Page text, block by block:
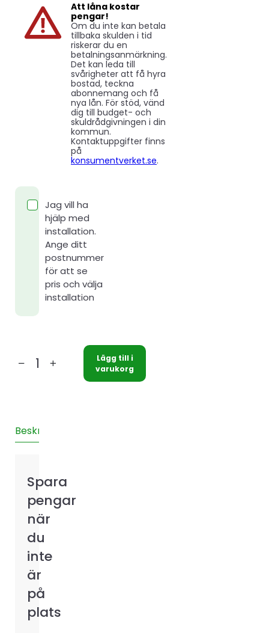
Att låna kostar
pengar!
Om du inte kan betala
tillbaka skulden i tid
riskerar du en
betalningsanmärkning.
Det kan leda till
svårigheter att få hyra
bostad, teckna
abonnemang och få
nya lån. För stöd, vänd
dig till budget- och
skuldrådgivningen i din
kommun.
Kontaktuppgifter finns
på
konsumentverket.se.
Jag vill ha
hjälp med
installation.
Ange ditt
postnummer
för att se
pris och välja
installation
BOSCH
mängd
Lägg till i
varukorg
Beskrivning
Spara
pengar
när
du
inte
är
på
plats